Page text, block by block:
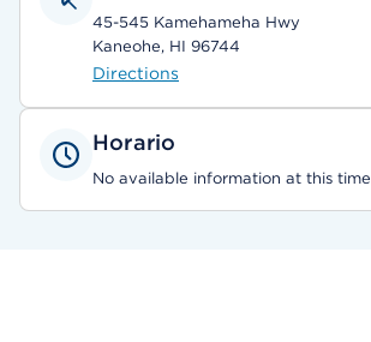
45-545 Kamehameha Hwy
Kaneohe, HI 96744
Directions
Horario
No available information at this time